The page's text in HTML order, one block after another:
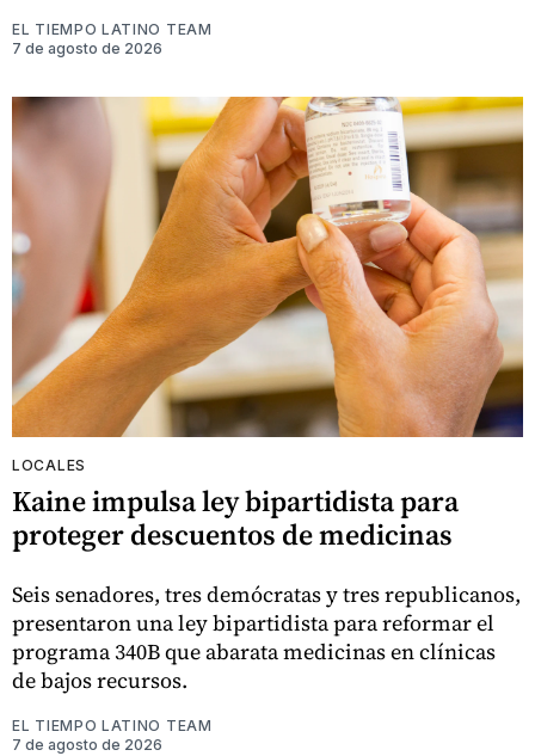
EL TIEMPO LATINO TEAM
7 de agosto de 2026
LOCALES
Kaine impulsa ley bipartidista para
proteger descuentos de medicinas
Seis senadores, tres demócratas y tres republicanos,
presentaron una ley bipartidista para reformar el
programa 340B que abarata medicinas en clínicas
de bajos recursos.
EL TIEMPO LATINO TEAM
7 de agosto de 2026